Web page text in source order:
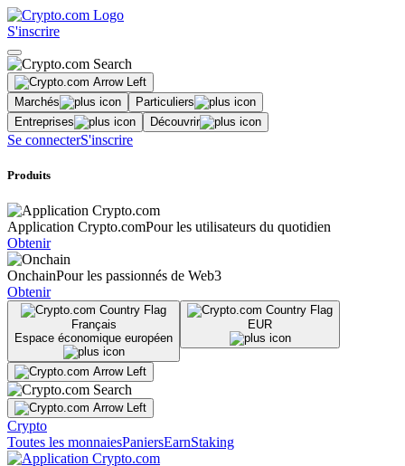
S'inscrire
Marchés
Particuliers
Entreprises
Découvrir
Se connecterS'inscrire
Produits
Application Crypto.comPour les utilisateurs du quotidien
Obtenir
OnchainPour les passionnés de Web3
Obtenir
Français
Espace économique européen
EUR
Crypto
Toutes les monnaiesPaniersEarnStaking